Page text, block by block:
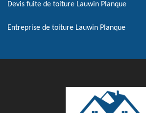
Devis fuite de toiture Lauwin Planque
Entreprise de toiture Lauwin Planque